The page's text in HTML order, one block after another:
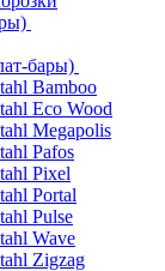
бары)
Bamboo
Eco Wood
Megapolis
Pafos
Pixel
Portal
Pulse
Wave
Zigzag